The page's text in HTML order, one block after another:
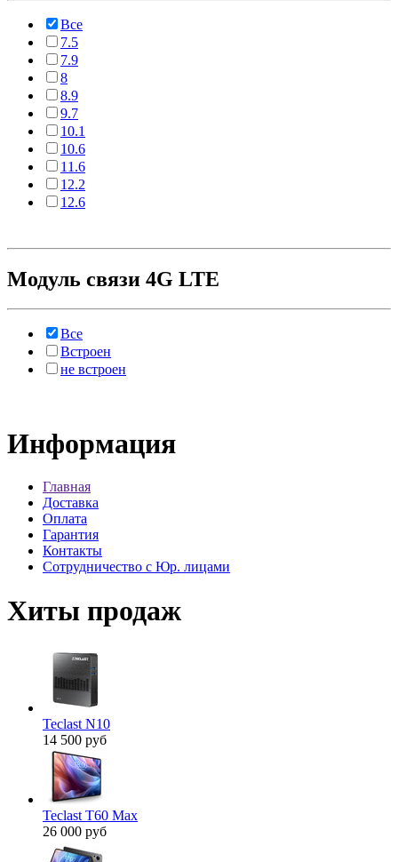
Все
7.5
7.9
8
8.9
9.7
10.1
10.6
11.6
12.2
12.6
Модуль связи 4G LTE
Все
Встроен
не встроен
Информация
Главная
Доставка
Оплата
Гарантия
Контакты
Сотрудничество с Юр. лицами
Хиты продаж
Teclast N10
14 500 руб
Teclast T60 Max
26 000 руб